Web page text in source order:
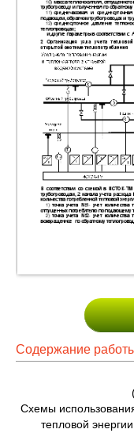
Содержание
Схемы
тепловой